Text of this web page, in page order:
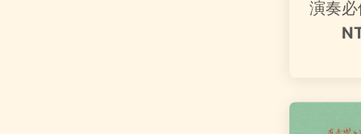
演奏